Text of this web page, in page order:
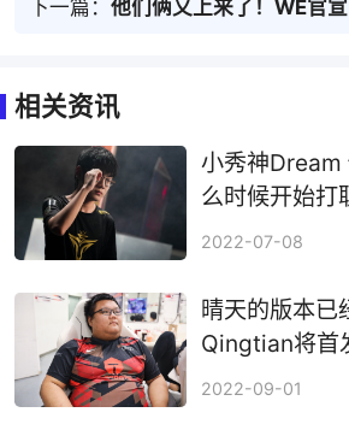
下一篇： 他们俩又上来了！WE官宣：
相关资讯
小秀神Dream
么时候开始打
2022-07-08
晴天的版本已
Qingtian将首
2022-09-01